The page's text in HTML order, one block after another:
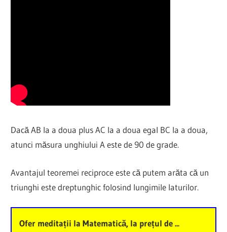
Dacă AB la a doua plus AC la a doua egal BC la a doua,
atunci măsura unghiului A este de 90 de grade.
Avantajul teoremei reciproce este că putem arăta că un
triunghi este dreptunghic folosind lungimile laturilor.
Ofer meditații la Matematică, la prețul de ...